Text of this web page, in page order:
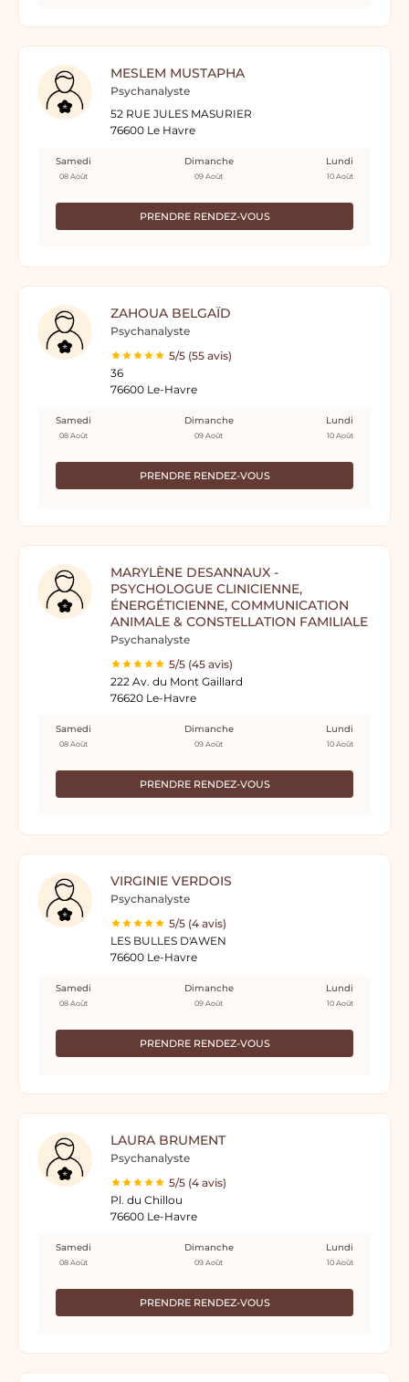
MESLEM MUSTAPHA
Psychanalyste
52 RUE JULES MASURIER
76600 Le Havre
PRENDRE RENDEZ-VOUS
Samedi
08 Août
Dimanche
09 Août
Lundi
10 Août
ZAHOUA BELGAÏD
Psychanalyste
5/5 (55 avis)
36
76600 Le-Havre
PRENDRE RENDEZ-VOUS
Samedi
08 Août
Dimanche
09 Août
Lundi
10 Août
MARYLÈNE DESANNAUX -
PSYCHOLOGUE CLINICIENNE,
ÉNERGÉTICIENNE, COMMUNICATION
ANIMALE & CONSTELLATION FAMILIALE
Psychanalyste
5/5 (45 avis)
222 Av. du Mont Gaillard
76620 Le-Havre
PRENDRE RENDEZ-VOUS
Samedi
08 Août
Dimanche
09 Août
Lundi
10 Août
VIRGINIE VERDOIS
Psychanalyste
5/5 (4 avis)
LES BULLES D'AWEN
76600 Le-Havre
PRENDRE RENDEZ-VOUS
Samedi
08 Août
Dimanche
09 Août
Lundi
10 Août
LAURA BRUMENT
Psychanalyste
5/5 (4 avis)
Pl. du Chillou
76600 Le-Havre
PRENDRE RENDEZ-VOUS
Samedi
08 Août
Dimanche
09 Août
Lundi
10 Août